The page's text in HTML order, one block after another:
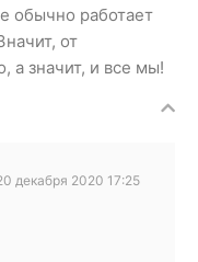
обычно работает
от
а значит, и все мы!
декабря 2020 17:25